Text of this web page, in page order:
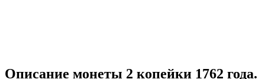
Описание монеты 2 копейки 1762 года.